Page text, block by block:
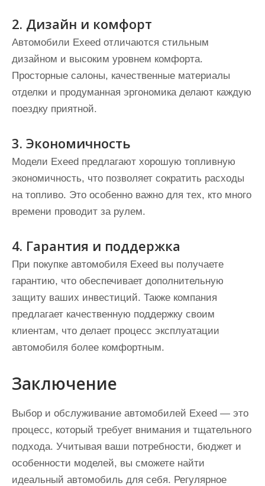
2. Дизайн и комфорт
Автомобили Exeed отличаются стильным
дизайном и высоким уровнем комфорта.
Просторные салоны, качественные материалы
отделки и продуманная эргономика делают каждую
поездку приятной.
3. Экономичность
Модели Exeed предлагают хорошую топливную
экономичность, что позволяет сократить расходы
на топливо. Это особенно важно для тех, кто много
времени проводит за рулем.
4. Гарантия и поддержка
При покупке автомобиля Exeed вы получаете
гарантию, что обеспечивает дополнительную
защиту ваших инвестиций. Также компания
предлагает качественную поддержку своим
клиентам, что делает процесс эксплуатации
автомобиля более комфортным.
Заключение
Выбор и обслуживание автомобилей Exeed — это
процесс, который требует внимания и тщательного
подхода. Учитывая ваши потребности, бюджет и
особенности моделей, вы сможете найти
идеальный автомобиль для себя. Регулярное